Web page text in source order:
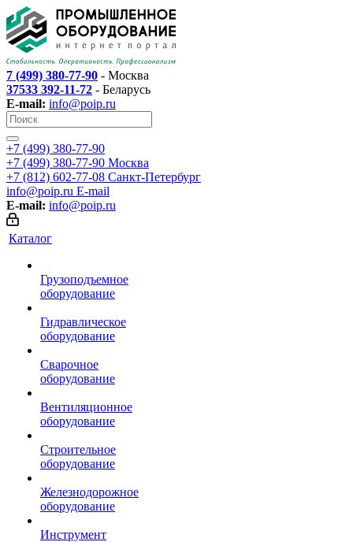
7 (499) 380-77-90 - Москва
37533 392-11-72 - Беларусь
E-mail: info@poip.ru
+7 (499) 380-77-90
+7 (499) 380-77-90 Москва
+7 (812) 602-77-08 Санкт-Петербург
info@poip.ru E-mail
E-mail: info@poip.ru
Каталог
Грузоподъемное
оборудование
Гидравлическое
оборудование
Сварочное
оборудование
Вентиляционное
оборудование
Строительное
оборудование
Железнодорожное
оборудование
Инструмент